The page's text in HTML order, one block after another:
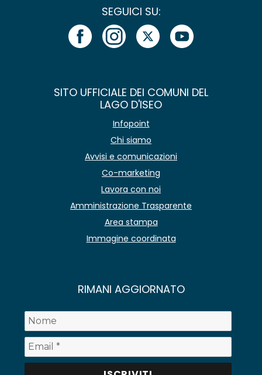
SEGUICI SU:
SITO UFFICIALE DEI COMUNI DEL
LAGO D'ISEO
Infopoint
Chi siamo
Avvisi e comunicazioni
Co-marketing
Lavora con noi
Amministrazione Trasparente
Area stampa
Immagine coordinata
RIMANI AGGIORNATO